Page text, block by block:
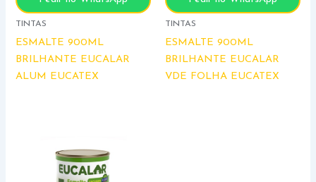
TINTAS
ESMALTE 900ML
BRILHANTE EUCALAR
ALUM EUCATEX
TINTAS
ESMALTE 900ML
BRILHANTE EUCALAR
VDE FOLHA EUCATEX